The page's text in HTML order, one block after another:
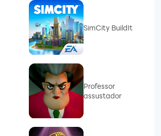
SimCity BuildIt
Professor
assustador